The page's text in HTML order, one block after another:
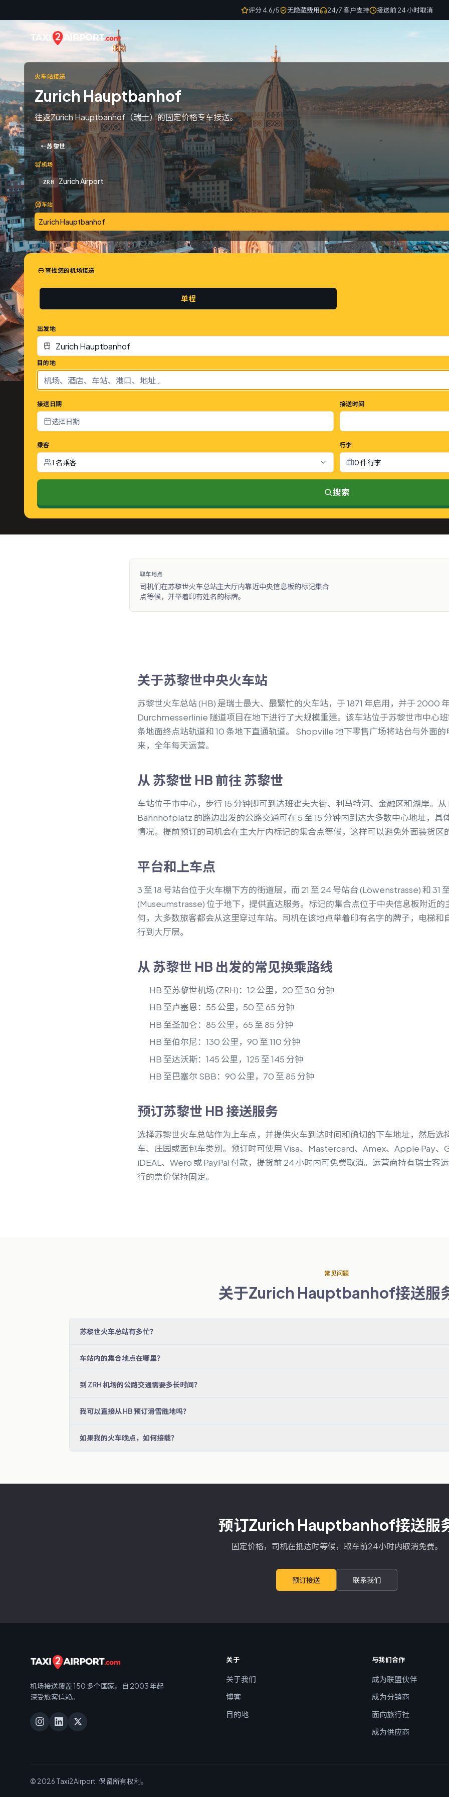
评分 4.6/5 无隐藏费用 24/7 客户支持 接送前 24 小时取消
火车站接送
Zurich Hauptbanhof
往返Zurich Hauptbanhof（瑞士）的固定价格专车接送。
←苏黎世
机场
ZRH Zurich Airport
车站
Zurich Hauptbanhof
查找您的机场接送
单程
出发地
目的地
接送日期
选择日期
接送时间
乘客
1 名乘客
行李
0 件行李
搜索
取车地点
司机们在苏黎世火车总站主大厅内靠近中央信息板的标记集合
点等候，并举着印有姓名的标牌。
关于苏黎世中央火车站
苏黎世火车总站 (HB) 是瑞士最大、最繁忙的火车站，于 1871 年启用，并于 2000
Durchmesserlinie 隧道项目在地下进行了大规模重建。该车站位于苏黎世市中心
条地面终点站轨道和 10 条地下直通轨道。 Shopville 地下零售广场将站台与外面
来，全年每天运营。
从 苏黎世 HB 前往 苏黎世
车站位于市中心，步行 15 分钟即可到达班霍夫大街、利马特河、金融区和湖岸。
Bahnhofplatz 的路边出发的公路交通可在 5 至 15 分钟内到达大多数中心地址，具
情况。提前预订的司机会在主大厅内标记的集合点等候，这样可以避免外面装货区
平台和上车点
3 至 18 号站台位于火车棚下方的街道层，而 21 至 24 号站台 (Löwenstrasse) 和 31
(Museumstrasse) 位于地下，提供直达服务。标记的集合点位于中央信息板附近的
何，大多数旅客都会从这里穿过车站。司机在该地点举着印有名字的牌子，电梯和
行到大厅层。
从 苏黎世 HB 出发的常见换乘路线
HB 至苏黎世机场 (ZRH)：12 公里，20 至 30 分钟
HB 至卢塞恩：55 公里，50 至 65 分钟
HB 至圣加仑：85 公里，65 至 85 分钟
HB 至伯尔尼：130 公里，90 至 110 分钟
HB 至达沃斯：145 公里，125 至 145 分钟
HB 至巴塞尔 SBB：90 公里，70 至 85 分钟
预订苏黎世 HB 接送服务
选择苏黎世火车总站作为上车点，并提供火车到达时间和确切的下车地址，然后选
车、庄园或面包车类别。预订时可使用 Visa、Mastercard、Amex、Apple Pay、
iDEAL、Wero 或 PayPal 付款，提货前 24 小时内可免费取消。运营商持有瑞士客
行的票价保持固定。
常见问题
关于Zurich Hauptbanhof接送服
苏黎世火车总站有多忙？
车站内的集合地点在哪里？
到 ZRH 机场的公路交通需要多长时间？
我可以直接从 HB 预订滑雪胜地吗？
如果我的火车晚点，如何接载？
预订Zurich Hauptbanhof接送服
固定价格，司机在抵达时等候，取车前24小时内取消免费。
预订接送 联系我们
机场接送覆盖 150 多个国家。自 2003 年起
深受旅客信赖。
关于
关于我们
博客
目的地
与我们合作
成为联盟伙伴
成为分销商
面向旅行社
成为供应商
© 2026 Taxi2Airport. 保留所有权利。